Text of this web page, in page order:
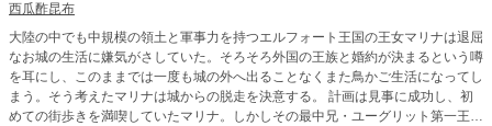
西瓜酢昆布
大陸の中でも中規模の領土と軍事力を持つエルフォート王国の王女マリナは退屈
なお城の生活に嫌気がさしていた。そろそろ外国の王族と婚約が決まるという噂
を耳にし、このままでは一度も城の外へ出ることなくまた鳥かご生活になってし
まう。そう考えたマリナは城からの脱走を決意する。 計画は見事に成功し、初
めての街歩きを満喫していたマリナ。しかしその最中兄・ユーグリット第一王子